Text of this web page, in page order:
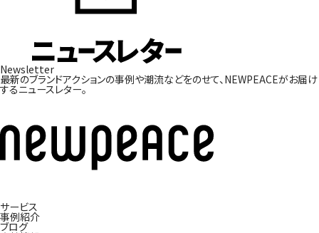
Newsletter
最新のブランドアクションの事例や潮流などをのせて、 NEWPEACEがお届け
するニュースレター。
サービス
ブランド開
事例紹介
ブログ